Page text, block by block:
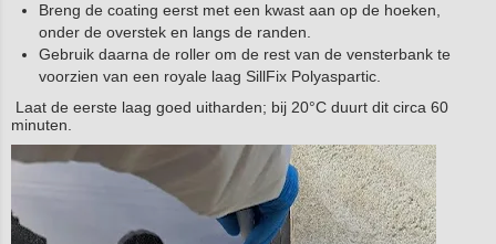
Breng de coating eerst met een kwast aan op de hoeken,
onder de overstek en langs de randen.
Gebruik daarna de roller om de rest van de vensterbank te
voorzien van een royale laag SillFix Polyaspartic.
Laat de eerste laag goed uitharden; bij 20°C duurt dit circa 60
minuten.